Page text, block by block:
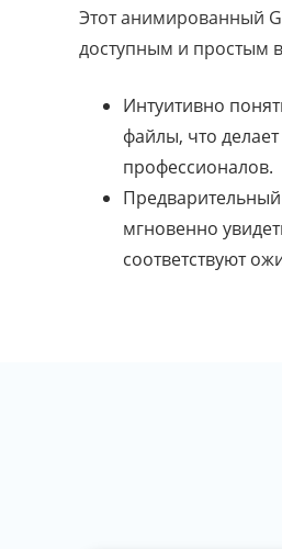
Этот анимированный
доступным и простым
Интуитивно
файлы, что
профессионалов.
мгновенно
соответствуют